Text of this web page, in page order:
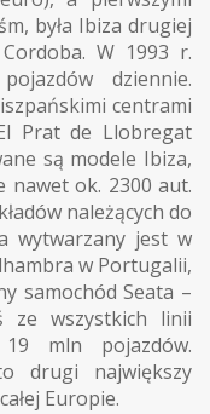
była Ibiza drugiej
W 1993 r.
dziennie.
centrami
Prat de Llobregat
są modele Ibiza,
nawet ok. 2300 aut.
należących do
wytwarzany jest w
w Portugalii,
samochód Seata –
ze wszystkich linii
19 mln pojazdów.
drugi największy
Europie.